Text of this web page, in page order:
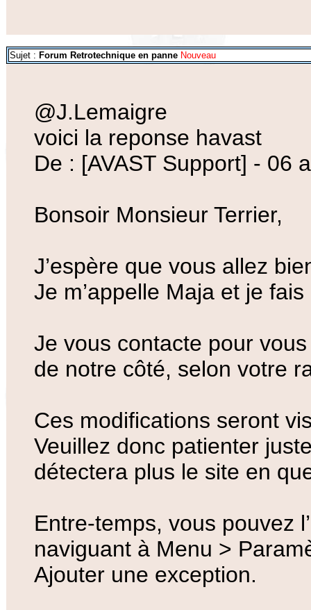
Sujet : Forum Retrotechnique en panne Nouveau
@J.Lemaigre
voici la reponse havast
De : [AVAST Support] - 06
Bonsoir Monsieur Terrier,
J’espère que vous allez
Je m’appelle Maja et je
Je vous contacte pour
de notre côté, selon votre
Ces modifications seront
Veuillez donc patienter
détectera plus le site en
Entre-temps, vous pouvez
naviguant à Menu >
Ajouter une exception.